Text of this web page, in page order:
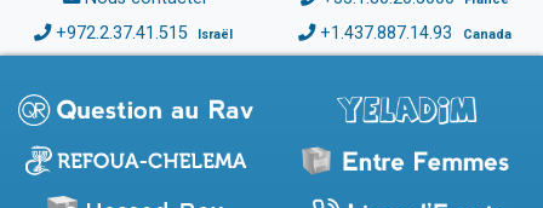
+972.2.37.41.515 Israël +1.437.887.14.93 Canada